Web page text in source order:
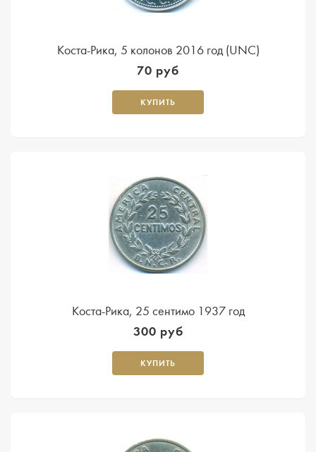
Коста-Рика, 5 колонов 2016 год (UNC)
70 руб
КУПИТЬ
Коста-Рика, 25 сентимо 1937 год
300 руб
КУПИТЬ